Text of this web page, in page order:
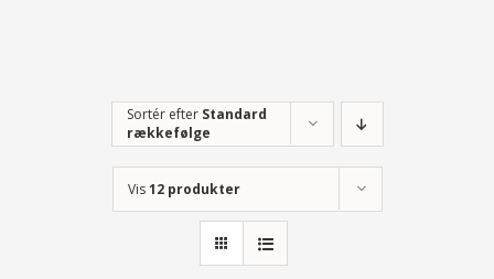
Sortér efter Standard
rækkefølge
Vis12 produkter